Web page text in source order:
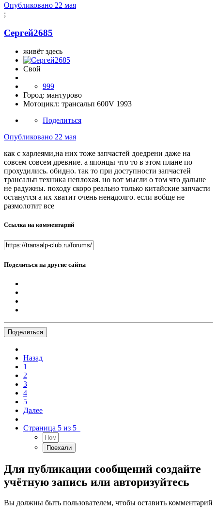
Опубликовано 22 мая
;
Сергей2685
живёт здесь
Свой
999
Город: мантурово
Мотоцикл: трансальп 600V 1993
Поделиться
Опубликовано 22 мая
как с харлеями,на них тоже запчастей доедрени даже на
совсем совсем древние. а японцы что то в этом плане по
прохудились. обидно. так то при доступности запчастей
трансальп техника неплохая. но вот мысли о том что дальше
не радужны. походу скоро реально только китайские запчасти
останутся а их хватит очень ненадолго. если вобще не
размолотит все
Ссылка на комментарий
Поделиться на другие сайты
Поделиться
Назад
1
2
3
4
5
Далее
Страница 5 из 5
Для публикации сообщений создайте
учётную запись или авторизуйтесь
Вы должны быть пользователем, чтобы оставить комментарий